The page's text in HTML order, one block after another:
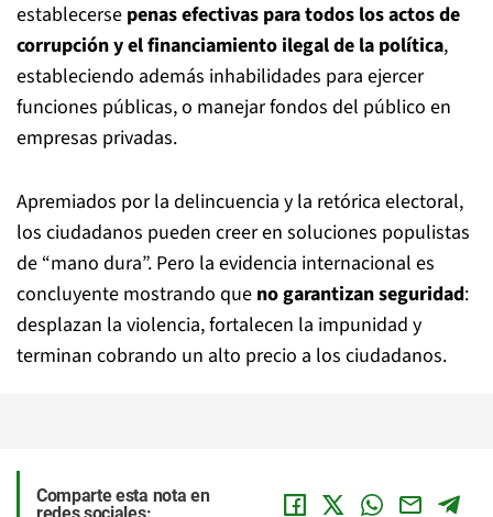
establecerse penas efectivas para todos los actos de
corrupción y el financiamiento ilegal de la política,
estableciendo además inhabilidades para ejercer
funciones públicas, o manejar fondos del público en
empresas privadas.
Apremiados por la delincuencia y la retórica electoral,
los ciudadanos pueden creer en soluciones populistas
de “mano dura”. Pero la evidencia internacional es
concluyente mostrando que no garantizan seguridad:
desplazan la violencia, fortalecen la impunidad y
terminan cobrando un alto precio a los ciudadanos.
Comparte esta nota en